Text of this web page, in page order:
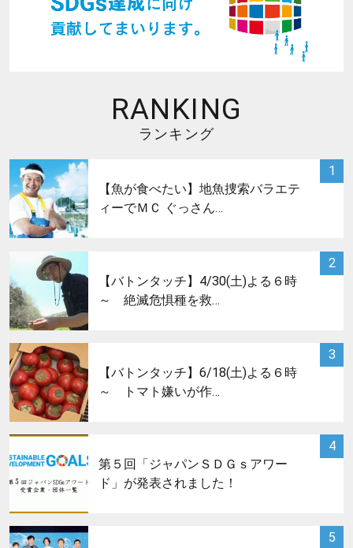
RANKING
ランキング
1
サムネイル
【魚が食べたい】地魚捜索バラエテ
ィーでＭＣ ぐっさん…
2
【バトンタッチ】4/30(土)よる６時
～ 絶滅危惧種を救…
3
【バトンタッチ】6/18(土)よる６時
～ トマト嫌いが作…
4
サムネイル
第５回「ジャパンＳＤＧｓアワー
ド」が発表されました！
5
サムネイル